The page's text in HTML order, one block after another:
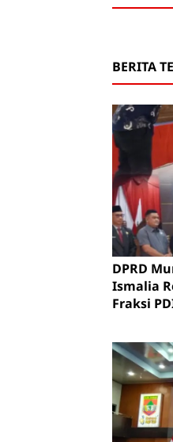
BERITA
DPRD
Ismalia
Fraksi